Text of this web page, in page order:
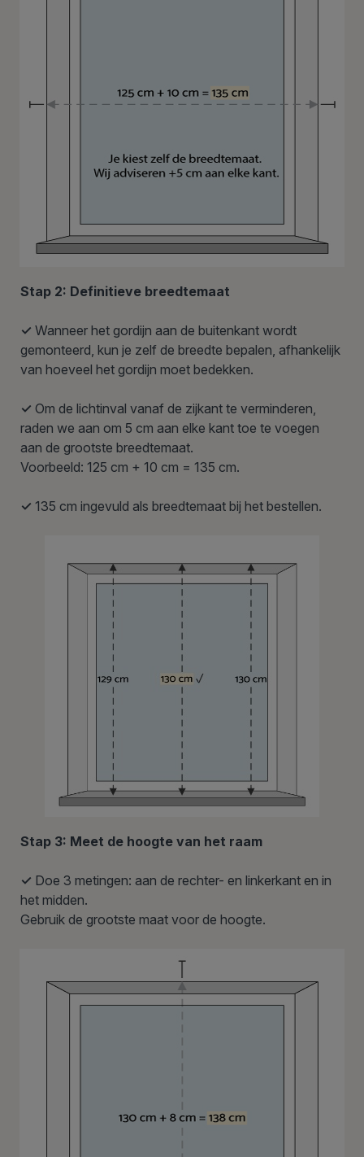
Stap 2: Definitieve breedtemaat
✓ Wanneer het gordijn aan de buitenkant wordt
gemonteerd, kun je zelf de breedte bepalen, afhankelijk
van hoeveel het gordijn moet bedekken.
✓ Om de lichtinval vanaf de zijkant te verminderen,
raden we aan om 5 cm aan elke kant toe te voegen
aan de grootste breedtemaat.
Voorbeeld: 125 cm + 10 cm = 135 cm.
✓ 135 cm ingevuld als breedtemaat bij het bestellen.
Stap 3: Meet de hoogte van het raam
✓ Doe 3 metingen: aan de rechter- en linkerkant en in
het midden.
Gebruik de grootste maat voor de hoogte.